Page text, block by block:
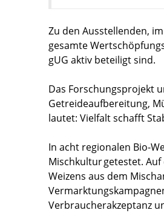
Zu den Ausstellenden,
gesamte
gUG aktiv beteiligt sind.
Das Forschungsprojekt
Getreideaufbereitung,
lautet: Vielfalt schafft
In acht regionalen Bio-
Mischkultur getestet.
Weizens aus dem
Verbraucherakzeptanz